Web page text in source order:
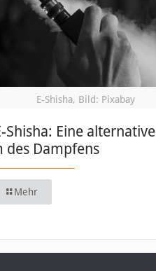
E-Shisha, Bild: Pixabay
Shisha: Eine alternative
des Dampfens
Mehr